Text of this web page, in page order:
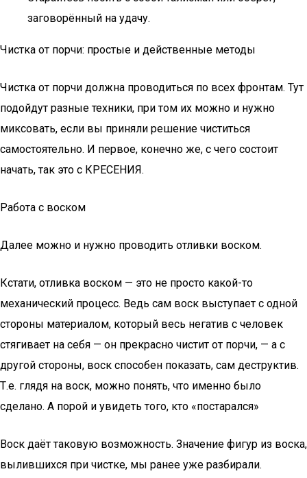
заговорённый на удачу.
Чистка от порчи: простые и действенные методы
Чистка от порчи должна проводиться по всех фронтам. Тут
подойдут разные техники, при том их можно и нужно
миксовать, если вы приняли решение чиститься
самостоятельно. И первое, конечно же, с чего состоит
начать, так это с КРЕСЕНИЯ.
Работа с воском
Далее можно и нужно проводить отливки воском.
Кстати, отливка воском — это не просто какой-то
механический процесс. Ведь сам воск выступает с одной
стороны материалом, который весь негатив с человек
стягивает на себя — он прекрасно чистит от порчи, — а с
другой стороны, воск способен показать, сам деструктив.
Т.е. глядя на воск, можно понять, что именно было
сделано. А порой и увидеть того, кто «постарался»
Воск даёт таковую возможность. Значение фигур из воска,
вылившихся при чистке, мы ранее уже разбирали.